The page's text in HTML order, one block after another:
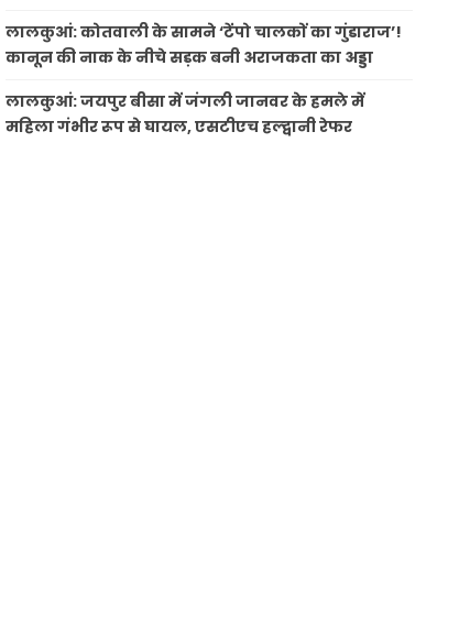
लालकुआं: कोतवाली के सामने ‘टेंपो चालकों का गुंडाराज’!
कानून की नाक के नीचे सड़क बनी अराजकता का अड्डा
लालकुआं: जयपुर बीसा में जंगली जानवर के हमले में
महिला गंभीर रूप से घायल, एसटीएच हल्द्वानी रेफर